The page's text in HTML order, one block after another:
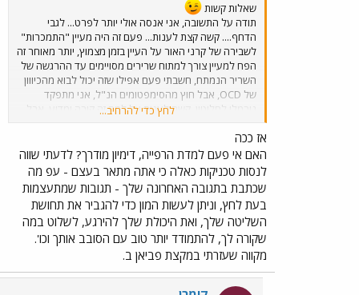
שאלות קשות
תודה על התשובה, אני אנסה אולי יותר לפרט... לגבי
הדחף.... קשה קצת לענות... פעם זה היה מעיין "התמכרות"
לשבירה של קרני האור על העיין בזמן מצמוץ, יותר מאוחר זה
הפח למעיין צורך למתוח שרירים מסויימים עד ההרגשה של
השריר הנמתח, חשבתי פעם אפילו שזה יכול לבוא מהכיווון
של OCD, אבל חוץ מהסימפטומים הנ"ל, אני מתפקד
נורמלי לחלוטין. קשה לענות על למה זה קורה ומדוע, אבל
היה לדעתי כמה שבועות לפני הגיוס ובשנים האחרונות
הטיקים עדייין נמשכים מדי פעם אבל הם הרבה פחות
מטרידים וניראים), בדרך כלל הטיקים מתאצמים כאשר אני
מנסה בכוח להתגבר עליהם , או כאשר אני מנסה לשכב
ללא תנועה ובזמנים שאני לא אמור לזוז (צילומי רנטגן, ישיבה
באוטובוס צפוף, מדיטציה וכ"ו...).
לחץ כדי להרחיב...
אז ככה
האם אי פעם למדת הרפייה, דימיון מודרך? לדעתי שווה
לנסות טכניקות כאלה כי אתה מתאר בעצם - עפ מה
שכתבת בתגובה האחרונה שלך - תגובות שמתעצמות
בעת לחץ, וניתן לעשות המון כדי להגביר את תחושת
השליטה שלך, ואת היכולת שלך להירגע, לשלוט במה
שקורה לך, להתמודד יותר טוב עם הסובב אותך וכו'.
מקווה שעזרתי במקצת פביאן ב.